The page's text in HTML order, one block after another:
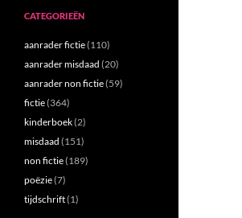
CATEGORIEËN
aanrader fictie(110)
aanrader misdaad (20)
aanrader non fictie(59)
fictie(364)
kinderboek(2)
misdaad (151)
non fictie(189)
poëzie(7)
tijdschrift(1)